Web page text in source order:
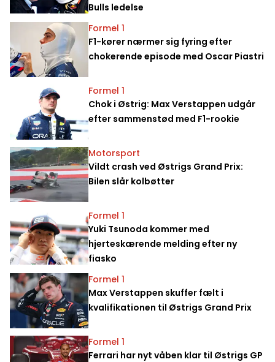
Bulls ledelse
Formel 1
F1-kører nærmer sig fyring efter
chokerende episode med Oscar Piastri
Formel 1
Chok i Østrig: Max Verstappen udgår
efter sammenstød med F1-rookie
Motorsport
Vildt crash ved Østrigs Grand Prix:
Bilen slår kolbøtter
Formel 1
Yuki Tsunoda kommer med
hjerteskærende melding efter ny
fiasko
Formel 1
Max Verstappen skuffer fælt i
kvalifikationen til Østrigs Grand Prix
Formel 1
Ferrari har nyt våben klar til Østrigs GP